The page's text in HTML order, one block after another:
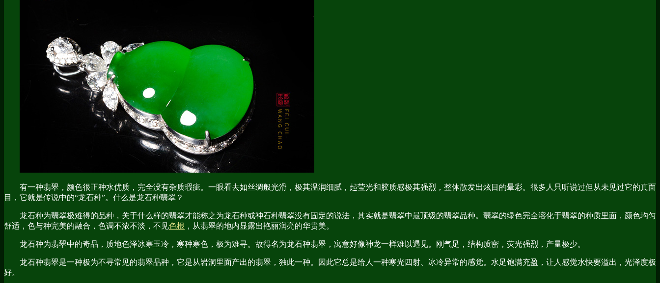
有一种翡翠，颜色很正种水优质，完全没有杂质瑕疵。一眼看去如丝绸般光滑，极其温润细腻，起莹光和胶质感极其强烈，整体散发出炫目的晕彩。很多人只听说过但从未见过它的真面
目，它就是传说中的“龙石种”。什么是龙石种翡翠？
龙石种为翡翠极难得的品种，关于什么样的翡翠才能称之为龙石种或神石种翡翠没有固定的说法，其实就是翡翠中最顶级的翡翠品种。翡翠的绿色完全溶化于翡翠的种质里面，颜色均匀
舒适，色与种完美的融合，色调不浓不淡，不见色根 ，从翡翠的地内显露出艳丽润亮的华贵美。
龙石种为翡翠中的奇品，质地色泽冰寒玉冷，寒种寒色，极为难寻。故得名为龙石种翡翠，寓意好像神龙一样难以遇见。刚气足，结构质密，荧光强烈，产量极少。
龙石种翡翠是一种极为不寻常见的翡翠品种，它是从岩洞里面产出的翡翠，独此一种。因此它总是给人一种寒光四射、冰冷异常的感觉。水足饱满充盈，让人感觉水快要溢出，光泽度极
好。